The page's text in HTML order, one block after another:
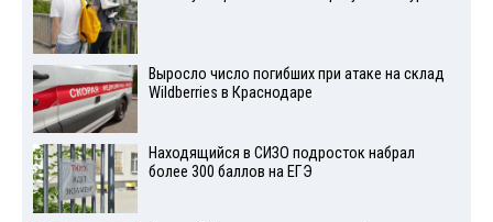
Выросло число погибших при атаке на склад
Wildberries в Краснодаре
Находящийся в СИЗО подросток набрал
более 300 баллов на ЕГЭ